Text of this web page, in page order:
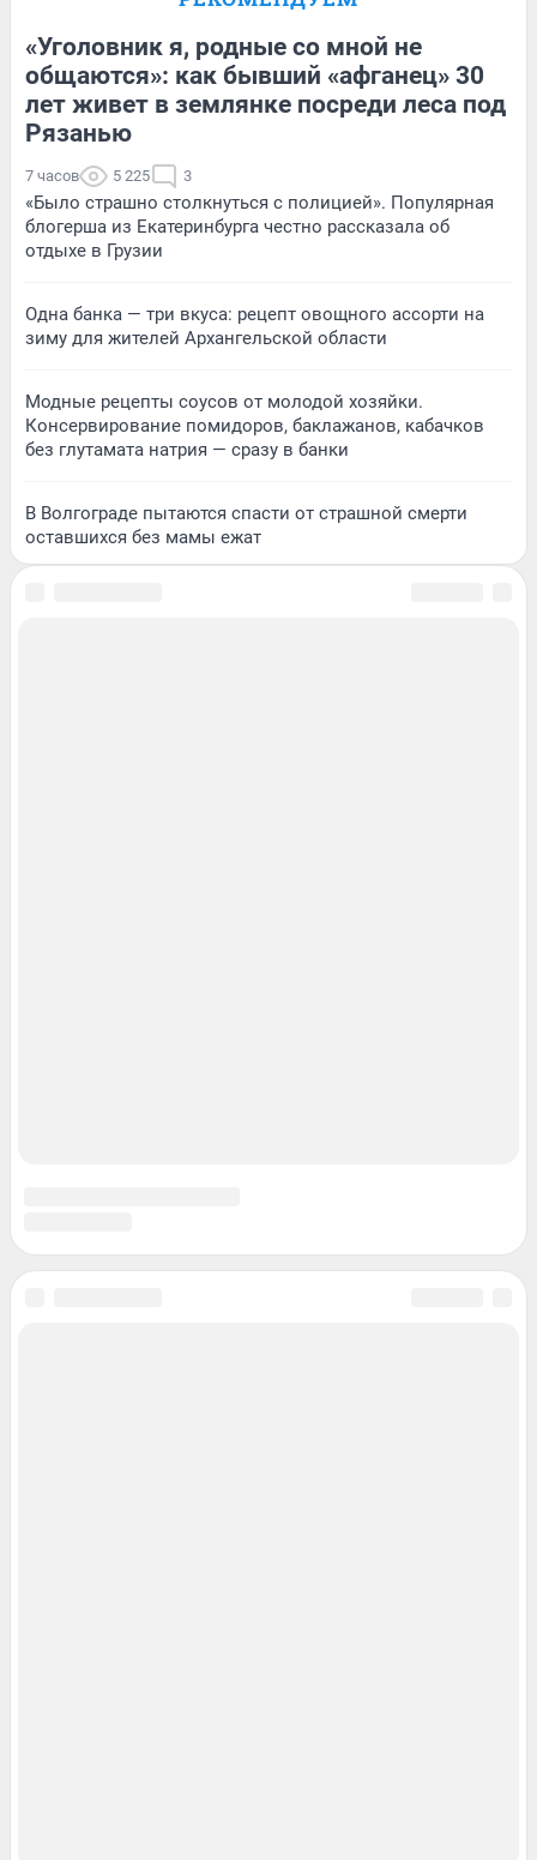
«Уголовник я, родные со мной не
общаются»: как бывший «афганец» 30
лет живет в землянке посреди леса под
Рязанью
7 часов 5 225 3
«Было страшно столкнуться с полицией». Популярная
блогерша из Екатеринбурга честно рассказала об
отдыхе в Грузии
Одна банка — три вкуса: рецепт овощного ассорти на
зиму для жителей Архангельской области
Модные рецепты соусов от молодой хозяйки.
Консервирование помидоров, баклажанов, кабачков
без глутамата натрия — сразу в банки
В Волгограде пытаются спасти от страшной смерти
оставшихся без мамы ежат